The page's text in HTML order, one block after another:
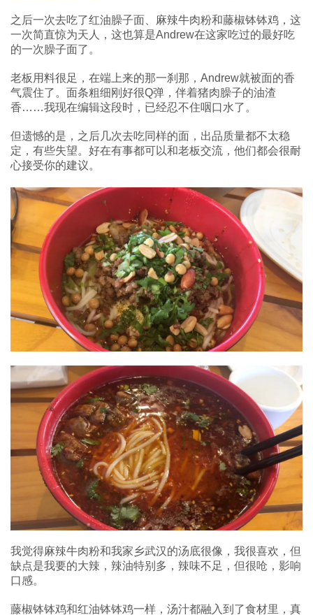
之后一次去吃了红油臊子面、麻辣牛肉粉和藤椒钵钵鸡，这
一次简直惊为天人，这也算是Andrew在这家吃过的最好吃
的一次臊子面了。
老板用料很足，在端上来的那一刹那，Andrew就被面的香
气震住了。面条粗细刚好很Q弹，伴着猪肉臊子的油渣
香……我现在编辑这段时，已经忍不住咽口水了。
但遗憾的是，之后几次去吃同样的面，出品质量都不太稳
定，有些失望。好在有事都可以和老板交流，他们都会很耐
心接受你的建议。
我觉得麻辣牛肉粉和我家乡武汉的汤底很像，我很喜欢，但
缺点是我要的大辣，辣油特别多，辣味不足，但很呛，影响
口感。
藤椒钵钵鸡和红油钵钵鸡一样，汤汁都融入到了食材里，真